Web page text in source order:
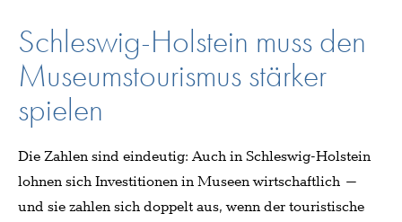
Schleswig-Holstein muss den
Museumstourismus stärker
spielen
Die Zahlen sind eindeutig: Auch in Schleswig-Holstein
lohnen sich Investitionen in Museen wirtschaftlich –
und sie zahlen sich doppelt aus, wenn der touristische